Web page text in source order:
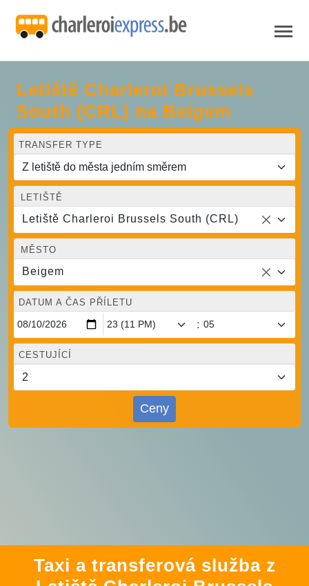
Letiště Charleroi Brussels
South (CRL) na Beigem
TRANSFER TYPE
LETIŠTĚ
Letiště Charleroi Brussels South (CRL)
MĚSTO
Beigem
DATUM A ČAS PŘÍLETU
:
CESTUJÍCÍ
Ceny
Taxi a transferová služba z